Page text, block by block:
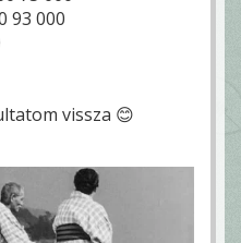
93 000
vissza 😊